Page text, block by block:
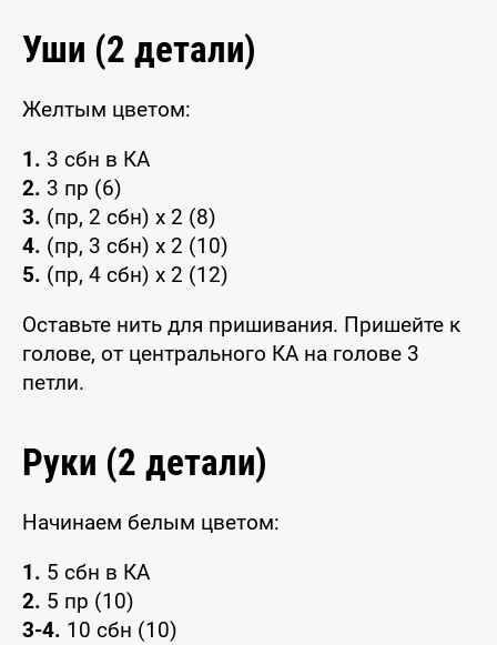
Уши (2 детали)
Желтым цветом:
1. 3 сбн в КА
2. 3 пр (6)
3. (пр, 2 сбн) x 2 (8)
4. (пр, 3 сбн) x 2 (10)
5. (пр, 4 сбн) x 2 (12)
Оставьте нить для пришивания. Пришейте к
голове, от центрального КА на голове 3
петли.
Руки (2 детали)
Начинаем белым цветом:
1. 5 сбн в КА
2. 5 пр (10)
3-4. 10 сбн (10)